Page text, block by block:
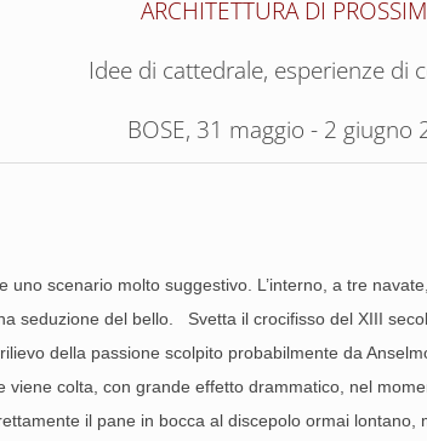
ARCHITETTURA DI
Idee di cattedrale, esperienze di
BOSE, 31 maggio - 2 giugno
scenario molto suggestivo. L’interno, a tre
seduzione del bello. Svetta il crocifisso del XIII
della passione scolpito probabilmente da
viene colta, con grande effetto drammatico, nel
il pane in bocca al discepolo ormai lontano,